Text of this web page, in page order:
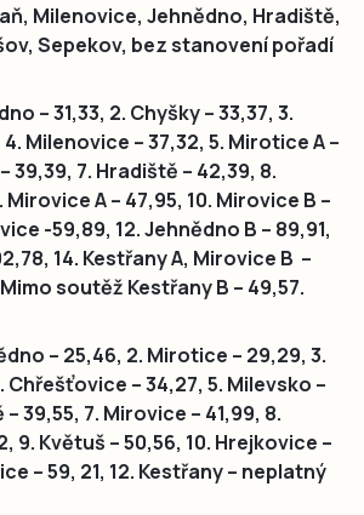
Milenovice, Jehnědno, Hradiště,
Sepekov, bez stanovení pořadí
– 31,33, 2. Chyšky – 33,37, 3.
Milenovice – 37,32, 5. Mirotice A –
39,39, 7. Hradiště – 42,39, 8.
Mirovice A – 47,95, 10. Mirovice B –
-59,89, 12. Jehnědno B – 89,91,
14. Kestřany A, Mirovice B –
soutěž Kestřany B – 49,57.
– 25,46, 2. Mirotice – 29,29, 3.
Chřešťovice – 34,27, 5. Milevsko –
39,55, 7. Mirovice – 41,99, 8.
9. Květuš – 50,56, 10. Hrejkovice –
– 59, 21, 12. Kestřany – neplatný